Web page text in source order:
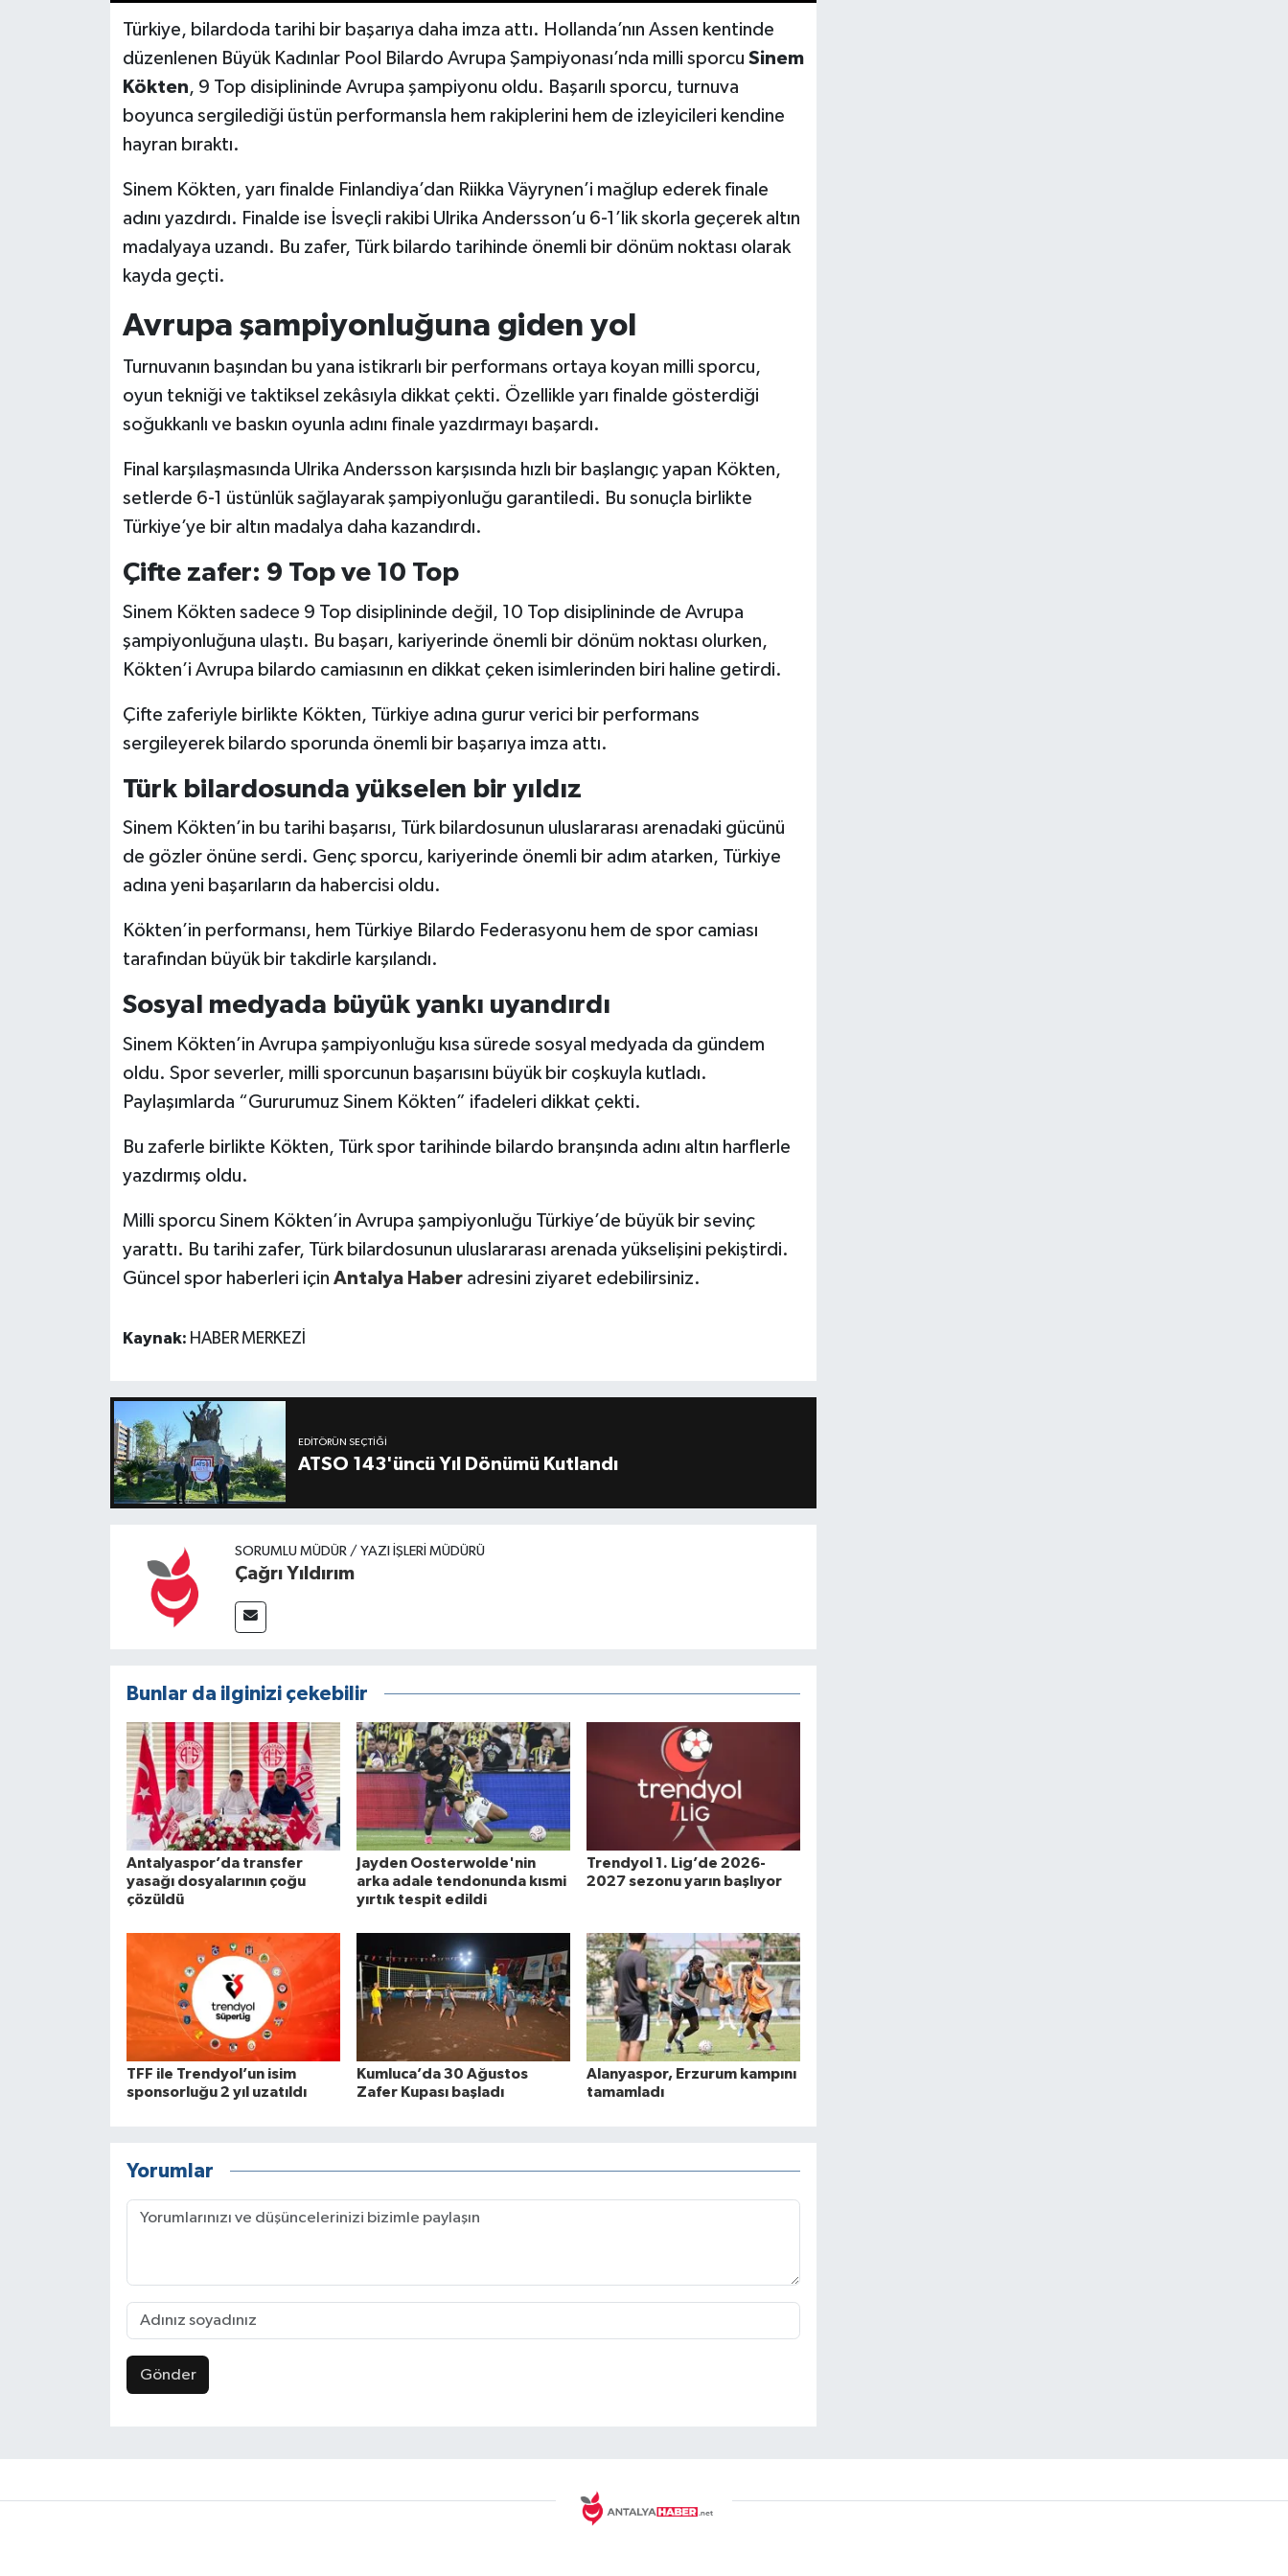
Türkiye, bilardoda tarihi bir başarıya daha imza attı. Hollanda’nın Assen kentinde
düzenlenen Büyük Kadınlar Pool Bilardo Avrupa Şampiyonası’nda milli sporcu Sinem
Kökten, 9 Top disiplininde Avrupa şampiyonu oldu. Başarılı sporcu, turnuva
boyunca sergilediği üstün performansla hem rakiplerini hem de izleyicileri kendine
hayran bıraktı.
Sinem Kökten, yarı finalde Finlandiya’dan Riikka Väyrynen’i mağlup ederek finale
adını yazdırdı. Finalde ise İsveçli rakibi Ulrika Andersson’u 6-1’lik skorla geçerek altın
madalyaya uzandı. Bu zafer, Türk bilardo tarihinde önemli bir dönüm noktası olarak
kayda geçti.
Avrupa şampiyonluğuna giden yol
Turnuvanın başından bu yana istikrarlı bir performans ortaya koyan milli sporcu,
oyun tekniği ve taktiksel zekâsıyla dikkat çekti. Özellikle yarı finalde gösterdiği
soğukkanlı ve baskın oyunla adını finale yazdırmayı başardı.
Final karşılaşmasında Ulrika Andersson karşısında hızlı bir başlangıç yapan Kökten,
setlerde 6-1 üstünlük sağlayarak şampiyonluğu garantiledi. Bu sonuçla birlikte
Türkiye’ye bir altın madalya daha kazandırdı.
Çifte zafer: 9 Top ve 10 Top
Sinem Kökten sadece 9 Top disiplininde değil, 10 Top disiplininde de Avrupa
şampiyonluğuna ulaştı. Bu başarı, kariyerinde önemli bir dönüm noktası olurken,
Kökten’i Avrupa bilardo camiasının en dikkat çeken isimlerinden biri haline getirdi.
Çifte zaferiyle birlikte Kökten, Türkiye adına gurur verici bir performans
sergileyerek bilardo sporunda önemli bir başarıya imza attı.
Türk bilardosunda yükselen bir yıldız
Sinem Kökten’in bu tarihi başarısı, Türk bilardosunun uluslararası arenadaki gücünü
de gözler önüne serdi. Genç sporcu, kariyerinde önemli bir adım atarken, Türkiye
adına yeni başarıların da habercisi oldu.
Kökten’in performansı, hem Türkiye Bilardo Federasyonu hem de spor camiası
tarafından büyük bir takdirle karşılandı.
Sosyal medyada büyük yankı uyandırdı
Sinem Kökten’in Avrupa şampiyonluğu kısa sürede sosyal medyada da gündem
oldu. Spor severler, milli sporcunun başarısını büyük bir coşkuyla kutladı.
Paylaşımlarda “Gururumuz Sinem Kökten” ifadeleri dikkat çekti.
Bu zaferle birlikte Kökten, Türk spor tarihinde bilardo branşında adını altın harflerle
yazdırmış oldu.
Milli sporcu Sinem Kökten’in Avrupa şampiyonluğu Türkiye’de büyük bir sevinç
yarattı. Bu tarihi zafer, Türk bilardosunun uluslararası arenada yükselişini pekiştirdi.
Güncel spor haberleri için Antalya Haberadresini ziyaret edebilirsiniz.
Kaynak: HABER MERKEZİ
EDITÖRÜN SEÇTIĞI
ATSO 143'üncü Yıl Dönümü Kutlandı
SORUMLU MÜDÜR / YAZI İŞLERI MÜDÜRÜ
Çağrı Yıldırım
Bunlar da ilginizi çekebilir
Antalyaspor’da transfer
yasağı dosyalarının çoğu
çözüldü
Jayden Oosterwolde'nin
arka adale tendonunda kısmi
yırtık tespit edildi
Trendyol 1. Lig’de 2026-
2027 sezonu yarın başlıyor
TFF ile Trendyol’un isim
sponsorluğu 2 yıl uzatıldı
Kumluca’da 30 Ağustos
Zafer Kupası başladı
Alanyaspor, Erzurum kampını
tamamladı
Yorumlar
Gönder